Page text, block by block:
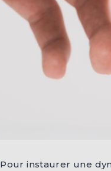
Pour instaurer une